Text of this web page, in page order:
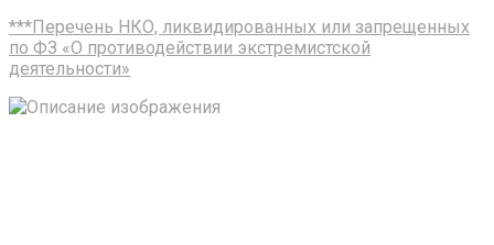
***Перечень НКО, ликвидированных или запрещенных
по ФЗ «О противодействии экстремистской
деятельности»